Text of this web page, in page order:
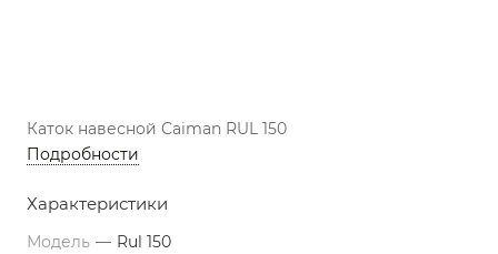
Каток навесной Caiman RUL 150
Подробности
Характеристики
Модель — Rul 150